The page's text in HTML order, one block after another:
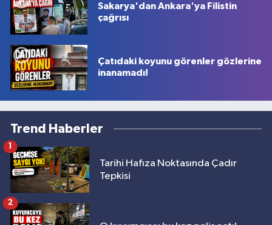
Sakarya'dan Ankara'ya Filistin
çağrısı
Çatıdaki koyunu görenler gözlerine
inanamadı!
Trend Haberler
Tarihi Hafıza Noktasında Çadır
Tepkisi
1
2